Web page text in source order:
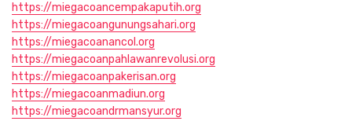
https://miegacoancempakaputih.org
https://miegacoangunungsahari.org
https://miegacoanancol.org
https://miegacoanpahlawanrevolusi.org
https://miegacoanpakerisan.org
https://miegacoanmadiun.org
https://miegacoandrmansyur.org